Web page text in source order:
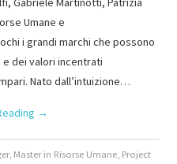
Umane e
i grandi marchi che possono
dei valori incentrati
Nato dall’intuizione…
→
, Master in Risorse Umane, Project